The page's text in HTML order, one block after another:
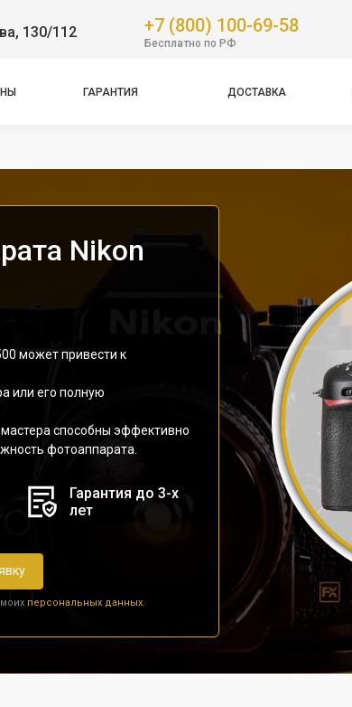
130/112 +7 (800) 100-69-58
Бесплатно по РФ
ГАРАНТИЯ ДОСТАВКА
Nikon
может привести к
или его полную
способны эффективно
фотоаппарата.
Гарантия до 3-х
лет
персональных данных.